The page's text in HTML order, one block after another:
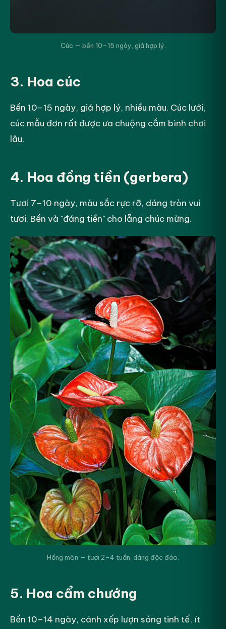
Cúc — bền 10–15 ngày, giá hợp lý.
3. Hoa cúc
Bền 10–15 ngày, giá hợp lý, nhiều màu. Cúc lưới,
cúc mẫu đơn rất được ưa chuộng cắm bình chơi
lâu.
4. Hoa đồng tiền (gerbera)
Tươi 7–10 ngày, màu sắc rực rỡ, dáng tròn vui
tươi. Bền và "đáng tiền" cho lẵng chúc mừng.
Hồng môn — tươi 2–4 tuần, dáng độc đáo.
5. Hoa cẩm chướng
Bền 10–14 ngày, cánh xếp lượn sóng tinh tế, ít